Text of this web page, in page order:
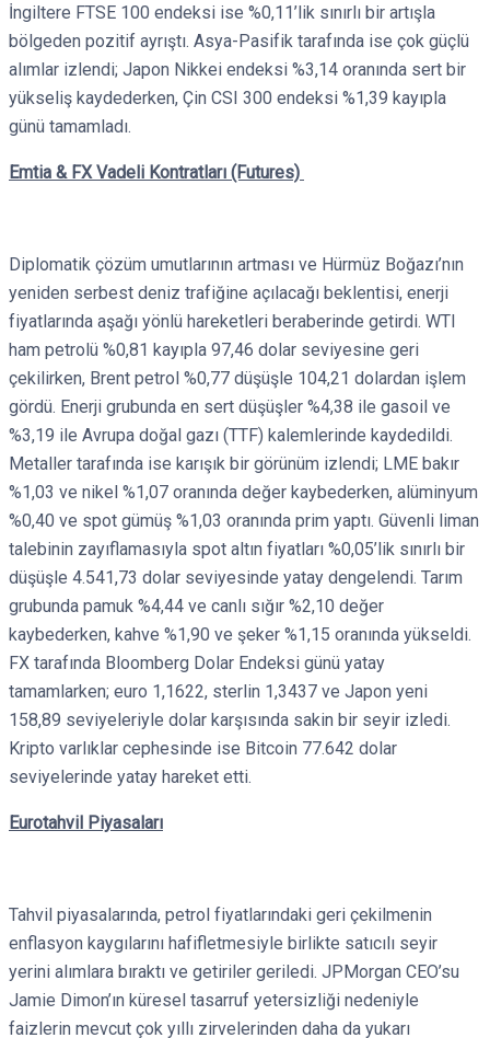
İngiltere FTSE 100 endeksi ise %0,11’lik sınırlı bir artışla
bölgeden pozitif ayrıştı. Asya-Pasifik tarafında ise çok güçlü
alımlar izlendi; Japon Nikkei endeksi %3,14 oranında sert bir
yükseliş kaydederken, Çin CSI 300 endeksi %1,39 kayıpla
günü tamamladı.
Emtia & FX Vadeli Kontratları (Futures)
Diplomatik çözüm umutlarının artması ve Hürmüz Boğazı’nın
yeniden serbest deniz trafiğine açılacağı beklentisi, enerji
fiyatlarında aşağı yönlü hareketleri beraberinde getirdi. WTI
ham petrolü %0,81 kayıpla 97,46 dolar seviyesine geri
çekilirken, Brent petrol %0,77 düşüşle 104,21 dolardan işlem
gördü. Enerji grubunda en sert düşüşler %4,38 ile gasoil ve
%3,19 ile Avrupa doğal gazı (TTF) kalemlerinde kaydedildi.
Metaller tarafında ise karışık bir görünüm izlendi; LME bakır
%1,03 ve nikel %1,07 oranında değer kaybederken, alüminyum
%0,40 ve spot gümüş %1,03 oranında prim yaptı. Güvenli liman
talebinin zayıflamasıyla spot altın fiyatları %0,05’lik sınırlı bir
düşüşle 4.541,73 dolar seviyesinde yatay dengelendi. Tarım
grubunda pamuk %4,44 ve canlı sığır %2,10 değer
kaybederken, kahve %1,90 ve şeker %1,15 oranında yükseldi.
FX tarafında Bloomberg Dolar Endeksi günü yatay
tamamlarken; euro 1,1622, sterlin 1,3437 ve Japon yeni
158,89 seviyeleriyle dolar karşısında sakin bir seyir izledi.
Kripto varlıklar cephesinde ise Bitcoin 77.642 dolar
seviyelerinde yatay hareket etti.
Eurotahvil Piyasaları
Tahvil piyasalarında, petrol fiyatlarındaki geri çekilmenin
enflasyon kaygılarını hafifletmesiyle birlikte satıcılı seyir
yerini alımlara bıraktı ve getiriler geriledi. JPMorgan CEO’su
Jamie Dimon’ın küresel tasarruf yetersizliği nedeniyle
faizlerin mevcut çok yıllı zirvelerinden daha da yukarı